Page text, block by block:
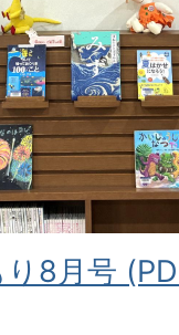
8月号